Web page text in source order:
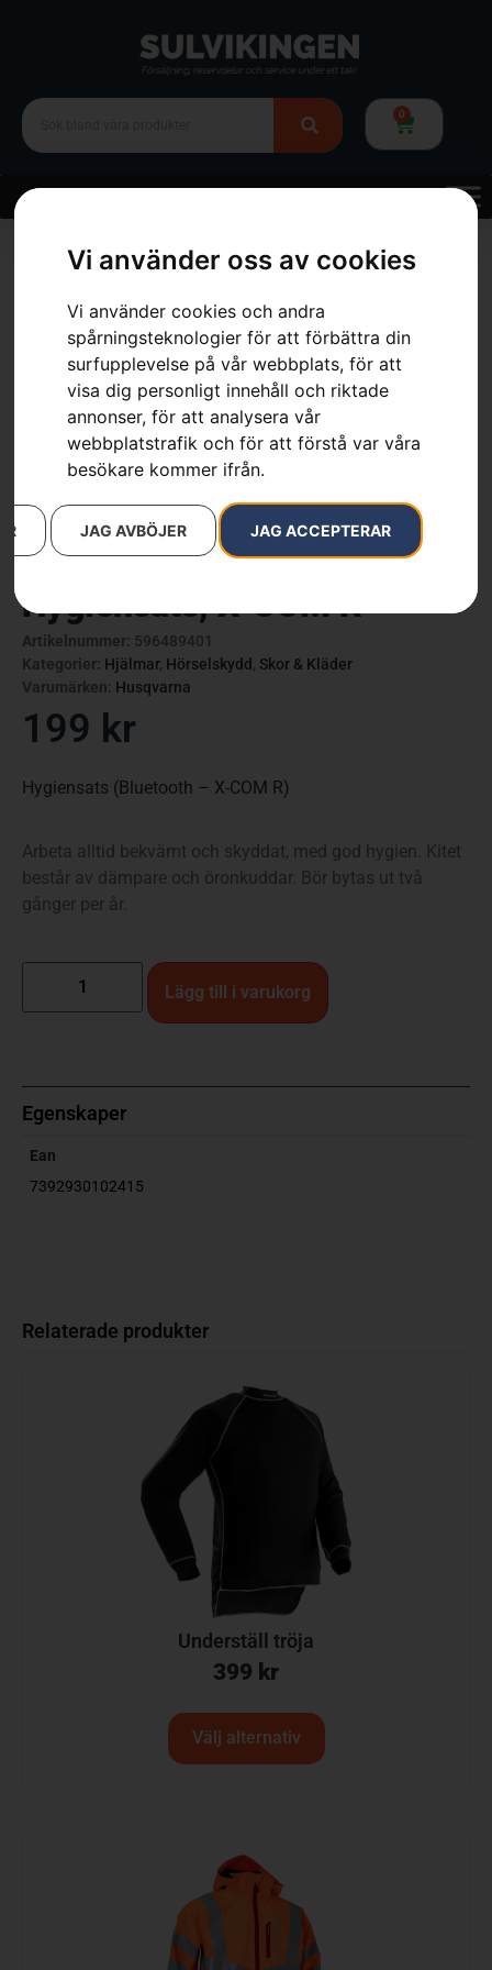
Vi använder oss av cookies
Vi använder cookies och andra
spårningsteknologier för att förbättra din
surfupplevelse på vår webbplats, för att
visa dig personligt innehåll och riktade
annonser, för att analysera vår
webbplatstrafik och för att förstå var våra
besökare kommer ifrån.
JAG ACCEPTERAR
JAG AVBÖJER
0
Hygiensats, X-COM R
Hygiensats, X-COM R
Artikelnummer: 596489401
Kategorier: Hjälmar, Hörselskydd , Skor & Kläder
Varumärken Husqvarna
199 kr
Hygiensats (Bluetooth – X-COM R)
Arbeta alltid bekvämt och skyddat, med god hygien. Kitet
består av dämpare och öronkuddar. Bör bytas ut två
gånger per år.
Lägg till i varukorg
Egenskaper
Ean
7392930102415
Relaterade produkter
Underställ tröja
399 kr
Välj alternativ